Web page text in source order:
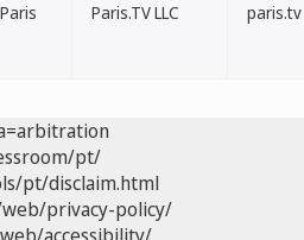
Paris.TV LLC paris.tv
pt/
pt/disclaim.html
privacy-policy/